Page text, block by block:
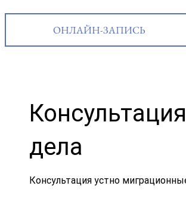
ОНЛАЙН-ЗАПИСЬ
дела
Консультация устно